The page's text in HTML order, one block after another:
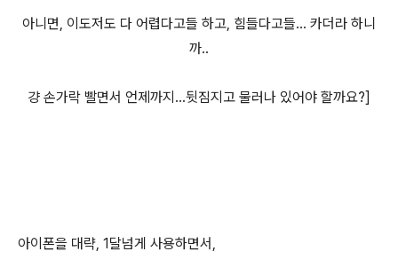
아니면, 이도저도 다 어렵다고들 하고, 힘들다고들... 카더라 하니
까..
걍 손가락 빨면서 언제까지...뒷짐지고 물러나 있어야 할까요?]
아이폰을 대략, 1달넘게 사용하면서,